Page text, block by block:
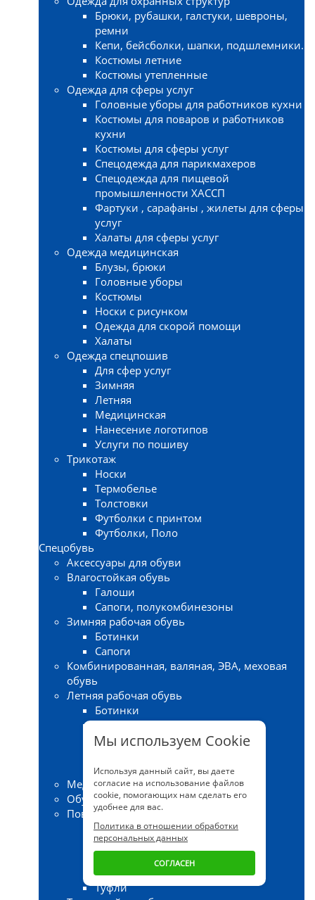
Брюки, рубашки, галстуки, шевроны,
ремни
Кепи, бейсболки, шапки, подшлемники.
Костюмы летние
Костюмы утепленные
Одежда для сферы услуг
Головные уборы для работников кухни
Костюмы для поваров и работников
кухни
Костюмы для сферы услуг
Спецодежда для парикмахеров
Спецодежда для пищевой
промышленности ХАССП
Фартуки , сарафаны , жилеты для сферы
услуг
Халаты для сферы услуг
Одежда медицинская
Блузы, брюки
Головные уборы
Костюмы
Носки с рисунком
Одежда для скорой помощи
Халаты
Одежда спецпошив
Для сфер услуг
Зимняя
Летняя
Медицинская
Нанесение логотипов
Услуги по пошиву
Трикотаж
Носки
Термобелье
Толстовки
Футболки с принтом
Футболки, Поло
Спецобувь
Аксессуары для обуви
Влагостойкая обувь
Галоши
Сапоги, полукомбинезоны
Зимняя рабочая обувь
Ботинки
Сапоги
Комбинированная, валяная, ЭВА, меховая
обувь
Летняя рабочая обувь
Ботинки
Кроссовки
Полуботинки
Сапоги
Медицинская обувь
Обувь для охранных структур
Повседневная обувь
Кроссовки, кеды
Полуботинки
Тапочки
Туфли
Мы используем Cookie
Используя данный сайт, вы даете
согласие на использование файлов
cookie, помогающих нам сделать его
удобнее для вас.
Политика в отношении обработки
персональных данных
СОГЛАСЕН